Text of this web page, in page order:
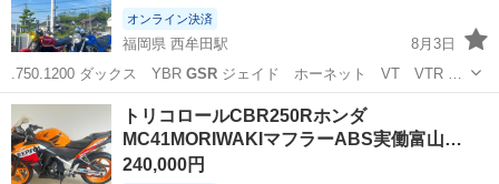
オンライン決済
福岡県 西牟田駅
8月3日
.750.1200 ダックス YBR GSRジェイド ホーネット VT VTR …
福岡 筑後市 西牟田駅 ゼルビス
トリコロールCBR250Rホンダ
MC41MORIWAKIマフラーABS実働富山…
240,000円